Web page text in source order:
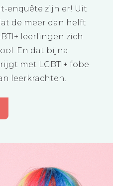
enquête zijn er! Uit
de meer dan helft
leerlingen zich
En dat bijna
met LGBTI+ fobe
leerkrachten.